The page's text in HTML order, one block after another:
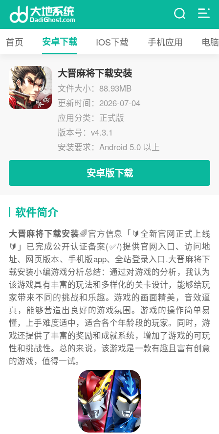
首页 安卓下载 IOS下载 手机应用 电
大晋麻将下载安装
文件大小：88.93MB
更新时间：2026-07-04
应用分类：正式版
版本号：v4.3.1
安装要求：Android 5.0 以上
安卓版下载
软件简介
大晋麻将下载安装🌈官方信息「🔰全新官网正式上线
🔰」已完成公开认证备案(✅/)提供官网入口、访问地
址、网页版本、手机版app、全站登录入口.大晋麻将下
载安装小编游戏分析总结：通过对游戏的分析，我认为
该游戏具有丰富的玩法和多样化的关卡设计，能够给玩
家带来不同的挑战和乐趣。游戏的画面精美，音效逼
真，能够营造出良好的游戏氛围。游戏的操作简单易
懂，上手难度适中，适合各个年龄段的玩家。同时，游
戏还提供了丰富的奖励和成就系统，增加了游戏的可玩
性和挑战性。总的来说，该游戏是一款有趣且富有创意
的游戏，值得一试。